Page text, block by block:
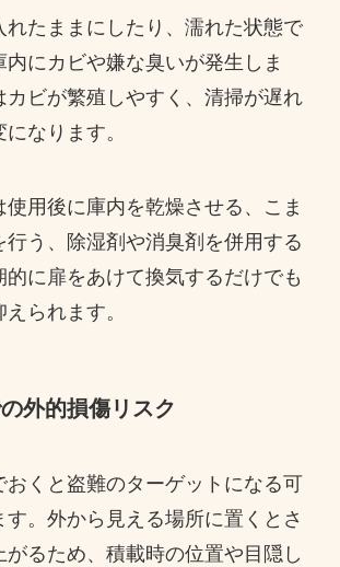
れたままにしたり、濡れた状態で
にカビや嫌な臭いが発生しま
カビが繁殖しやすく、清掃が遅れ
なります。
用後に庫内を乾燥させる、こま
行う、除湿剤や消臭剤を併用する
的に扉をあけて換気するだけでも
られます。
外的損傷リスク
おくと盗難のターゲットになる可
。外から見える場所に置くとさ
がるため、積載時の位置や目隠し